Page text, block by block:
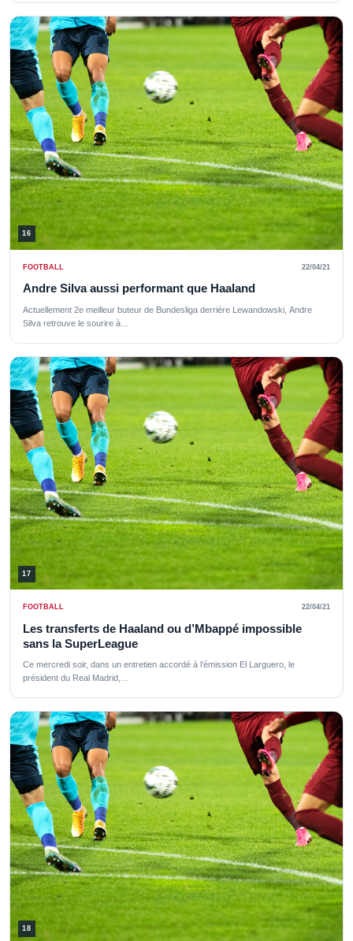
16
FOOTBALL 22/04/21
Andre Silva aussi performant que Haaland
Actuellement 2e meilleur buteur de Bundesliga derrière Lewandowski, Andre
Silva retrouve le sourire à…
17
FOOTBALL 22/04/21
Les transferts de Haaland ou d’Mbappé impossible
sans la SuperLeague
Ce mercredi soir, dans un entretien accordé à l’émission El Larguero, le
président du Real Madrid,…
18